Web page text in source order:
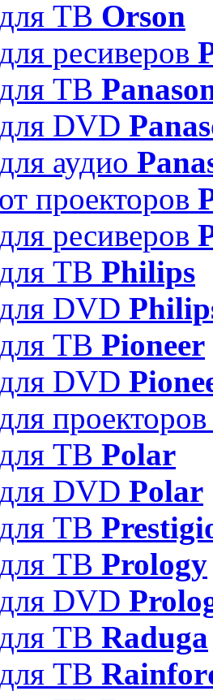
ТВ Orson
ресиверов
ТВ
DVD
аудио
проекторов
ресиверов
ТВ Philips
DVD
ТВ Pioneer
DVD
ТВ Polar
DVD Polar
ТВ
ТВ Prology
DVD
ТВ Raduga
ТВ